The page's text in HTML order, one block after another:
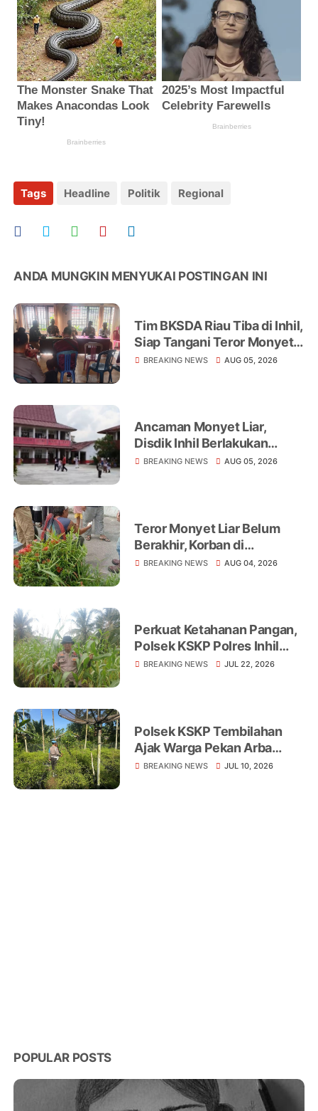
Tags Headline Politik Regional
ANDA MUNGKIN MENYUKAI POSTINGAN INI
Tim BKSDA Riau Tiba di Inhil,
Siap Tangani Teror Monyet
Liar yang Telah Melukai 18
BREAKING NEWS AUG 05, 2026
Ancaman Monyet Liar,
Disdik Inhil Berlakukan
Belajar dari Rumah di
BREAKING NEWS AUG 05, 2026
Teror Monyet Liar Belum
Berakhir, Korban di
Tembilahan Terus
BREAKING NEWS AUG 04, 2026
Perkuat Ketahanan Pangan,
Polsek KSKP Polres Inhil
Turun Langsung Dampingi
BREAKING NEWS JUL 22, 2026
Polsek KSKP Tembilahan
Ajak Warga Pekan Arba
Tanam Cabai Dukung
BREAKING NEWS JUL 10, 2026
POPULAR POSTS